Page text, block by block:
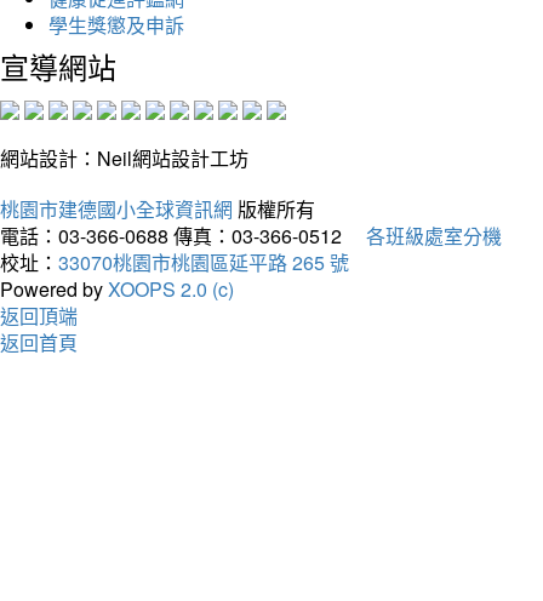
學生獎懲及申訴
宣導網站
網站設計：Neil網站設計工坊
桃園市建德國小全球資訊網 版權所有
電話：03-366-0688 傳真：03-366-0512
各班級處室分機
校址： 33070桃園市桃園區延平路 265 號
Powered byXOOPS 2.0 (c)
返回頂端
返回首頁